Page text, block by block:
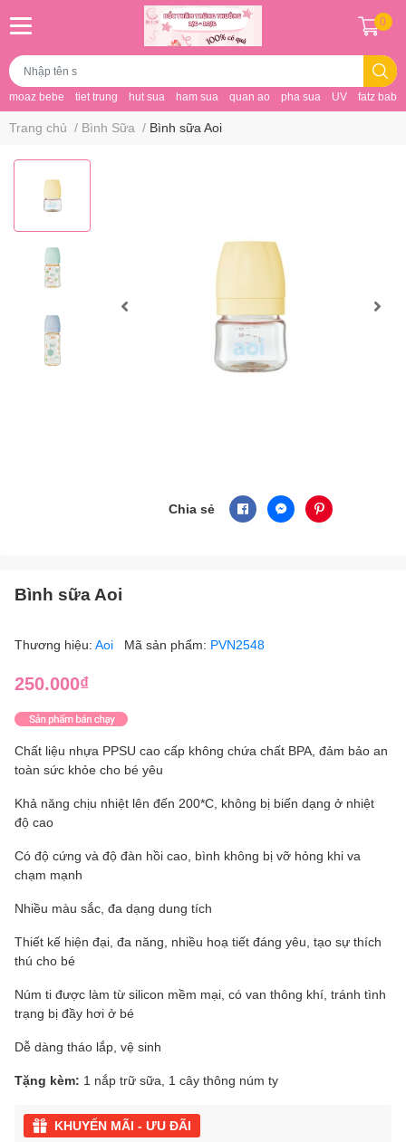
moaz bebe tiet trung hut sua ham sua quan ao pha sua UV fatz baby
0
Trang chủ / Bình Sữa / Bình sữa Aoi
Chia sẻ
Bình sữa Aoi
Thương hiệu: Aoi Mã sản phẩm: PVN2548
250.000₫
Chất liệu nhựa PPSU cao cấp không chứa chất BPA, đảm bảo an
toàn sức khỏe cho bé yêu
Khả năng chịu nhiệt lên đến 200*C, không bị biến dạng ở nhiệt
độ cao
Có độ cứng và độ đàn hồi cao, bình không bị vỡ hỏng khi va
chạm mạnh
Nhiều màu sắc, đa dạng dung tích
Thiết kế hiện đại, đa năng, nhiều hoạ tiết đáng yêu, tạo sự thích
thú cho bé
Núm ti được làm từ silicon mềm mại, có van thông khí, tránh tình
trạng bị đầy hơi ở bé
Dễ dàng tháo lắp, vệ sinh
Tặng kèm: 1 nắp trữ sữa, 1 cây thông núm ty
KHUYẾN MÃI - ƯU ĐÃI